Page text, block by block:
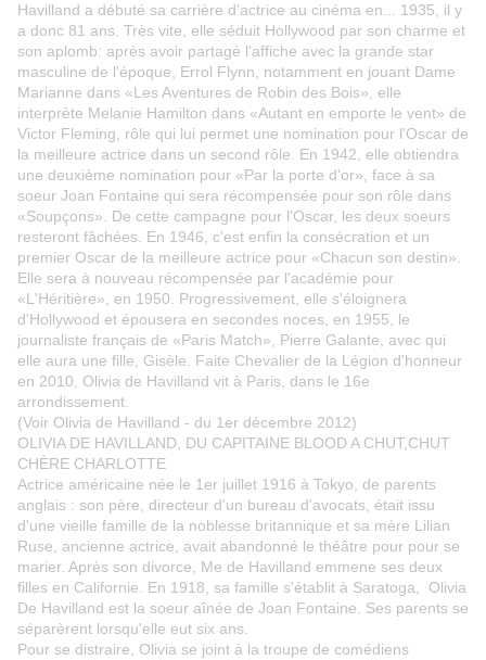
Havilland a débuté sa carrière d'actrice au cinéma en... 1935, il y
a donc 81 ans. Très vite, elle séduit Hollywood par son charme et
son aplomb: après avoir partagé l'affiche avec la grande star
masculine de l'époque, Errol Flynn, notamment en jouant Dame
Marianne dans «Les Aventures de Robin des Bois», elle
interprète Melanie Hamilton dans «Autant en emporte le vent» de
Victor Fleming, rôle qui lui permet une nomination pour l'Oscar de
la meilleure actrice dans un second rôle. En 1942, elle obtiendra
une deuxième nomination pour «Par la porte d'or», face à sa
soeur Joan Fontaine qui sera récompensée pour son rôle dans
«Soupçons». De cette campagne pour l'Oscar, les deux soeurs
resteront fâchées. En 1946, c'est enfin la consécration et un
premier Oscar de la meilleure actrice pour «Chacun son destin».
Elle sera à nouveau récompensée par l'académie pour
«L'Héritière», en 1950. Progressivement, elle s'éloignera
d'Hollywood et épousera en secondes noces, en 1955, le
journaliste français de «Paris Match», Pierre Galante, avec qui
elle aura une fille, Gisèle. Faite Chevalier de la Légion d'honneur
en 2010, Olivia de Havilland vit à Paris, dans le 16e
arrondissement.
(Voir Olivia de Havilland - du 1er décembre 2012)
OLIVIA DE HAVILLAND, DU CAPITAINE BLOOD A CHUT,CHUT
CHÈRE CHARLOTTE
Actrice américaine née le 1er juillet 1916 à Tokyo, de parents
anglais : son père, directeur d'un bureau d'avocats, était issu
d'une vieille famille de la noblesse britannique et sa mère Lilian
Ruse, ancienne actrice, avait abandonné le théâtre pour pour se
marier. Après son divorce, Me de Havilland emmene ses deux
filles en Californie. En 1918, sa famille s'établit à Saratoga, Olivia
De Havilland est la soeur aînée de Joan Fontaine. Ses parents se
séparèrent lorsqu'elle eut six ans.
Pour se distraire, Olivia se joint à la troupe de comédiens